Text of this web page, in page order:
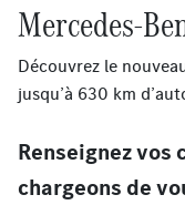
Mercedes-
Découvrez le
jusqu’à 630 km
Renseignez vos
chargeons de